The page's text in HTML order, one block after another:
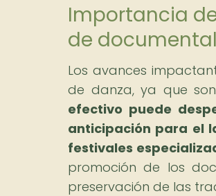
Importancia
de
Los avances
de danza, ya que
efectivo puede
anticipación para el
festivales
promoción de los
preservación de las